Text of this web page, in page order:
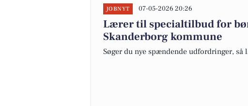
JOBNYT 07-05-2026 20:26
Lærer til specialtilbud for
Skanderborg kommune
Søger du nye spændende udfordringer, så